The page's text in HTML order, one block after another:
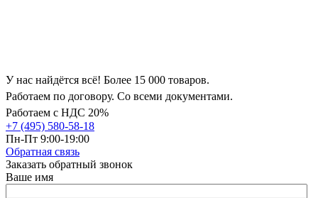
У нас найдётся всё! Более 15 000 товаров.
Работаем по договору. Со всеми документами.
Работаем с НДС 20%
+7 (495) 580-58-18
Пн-Пт 9:00-19:00
Обратная связь
Заказать обратный звонок
Ваше имя